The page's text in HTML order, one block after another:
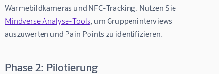
Wärmebildkameras und NFC-Tracking. Nutzen Sie
Mindverse Analyse-Tools, um Gruppeninterviews
auszuwerten und Pain Points zu identifizieren.
Phase 2: Pilotierung